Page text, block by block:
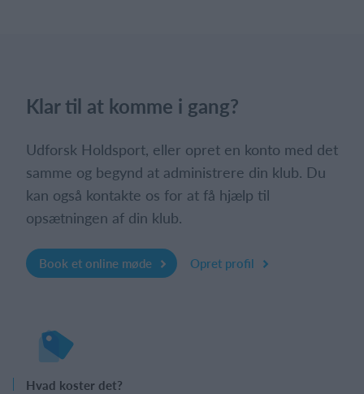
Klar til at komme i gang?
Udforsk Holdsport, eller opret en konto med det
samme og begynd at administrere din klub. Du
kan også kontakte os for at få hjælp til
opsætningen af din klub.
Book et online møde Opret profil
Hvad koster det?